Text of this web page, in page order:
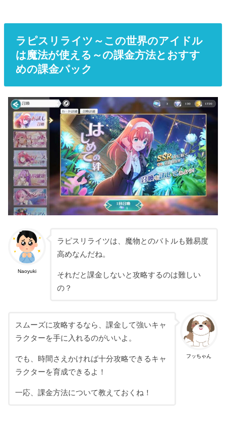
ラピスリライツ～この世界のアイドル
は魔法が使える～の課金方法とおすす
めの課金パック
Naoyuki
ラピスリライツは、魔物とのバトルも難易度
高めなんだね。
それだと課金しないと攻略するのは難しい
の？
フッちゃん
スムーズに攻略するなら、課金して強いキャ
ラクターを手に入れるのがいいよ。
でも、時間さえかければ十分攻略できるキャ
ラクターを育成できるよ！
一応、課金方法について教えておくね！